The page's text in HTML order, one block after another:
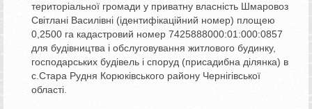
територіальної громади у приватну власність Шмаровоз
Світлані Василівні (ідентифікаційний номер) площею
0,2500 га кадастровий номер 7425888000:01:000:0857
для будівництва і обслуговування житлового будинку,
господарських будівель і споруд (присадибна ділянка) в
с.Стара Рудня Корюківського району Чернігівської
області.